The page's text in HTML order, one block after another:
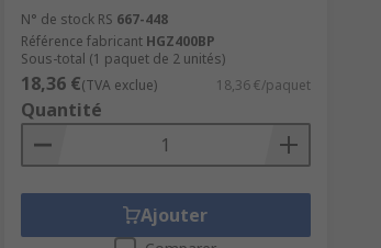
N° de stock RS 667-448
Référence fabricant HGZ400BP
Sous-total (1 paquet de 2 unités)
18,36 €(TVA exclue) 18,36 €/paquet
Quantité
Ajouter